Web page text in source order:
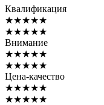
Квалификация
★★★★★
★★★★★
Внимание
★★★★★
★★★★★
Цена-качество
★★★★★
★★★★★